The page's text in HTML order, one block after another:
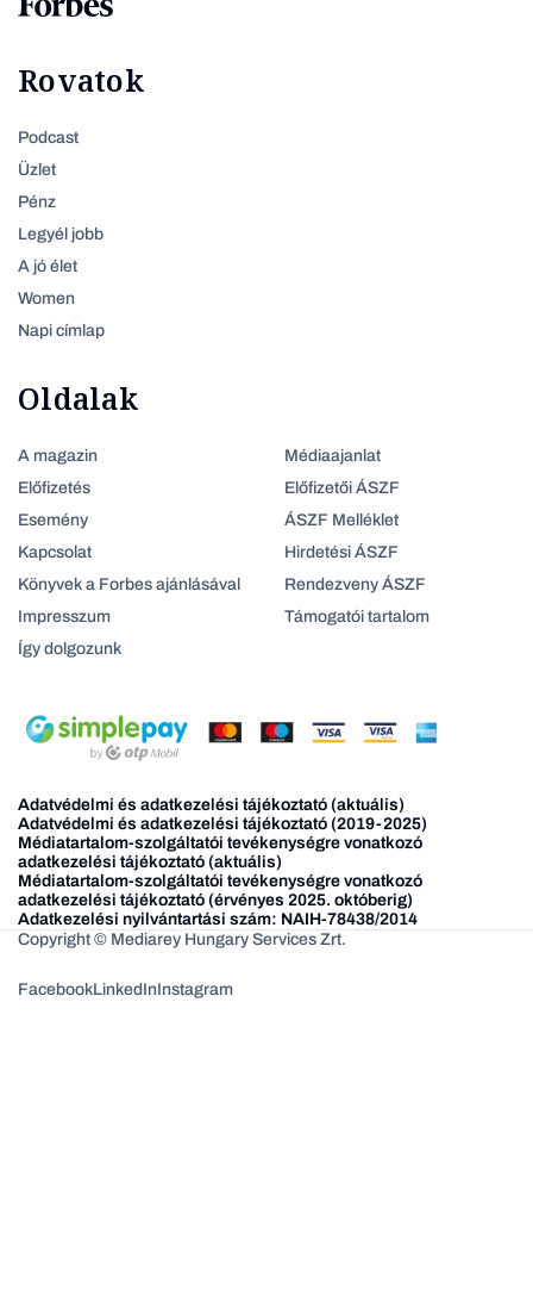
Rovatok
Podcast
Üzlet
Pénz
Legyél jobb
A jó élet
Women
Napi címlap
Oldalak
A magazin
Előfizetés
Esemény
Kapcsolat
Könyvek a Forbes ajánlásával
Impresszum
Így dolgozunk
Médiaajanlat
Előfizetői ÁSZF
ÁSZF Melléklet
Hirdetési ÁSZF
Rendezveny ÁSZF
Támogatói tartalom
Adatvédelmi és adatkezelési tájékoztató (aktuális)
Adatvédelmi és adatkezelési tájékoztató (2019-2025)
Médiatartalom-szolgáltatói tevékenységre vonatkozó
adatkezelési tájékoztató (aktuális)
Médiatartalom-szolgáltatói tevékenységre vonatkozó
adatkezelési tájékoztató (érvényes 2025. októberig)
Adatkezelési nyilvántartási szám: NAIH-78438/2014
Copyright © Mediarey Hungary Services Zrt.
FacebookLinkedInInstagram